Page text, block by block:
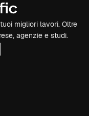
migliori lavori. Oltre
agenzie e studi.